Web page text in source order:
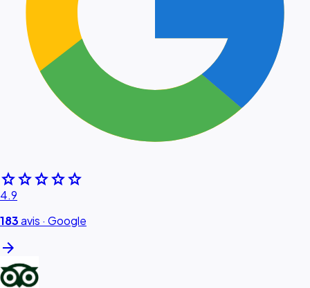
starstarstarstarstar
4.9
183avis · Google
arrow_forward